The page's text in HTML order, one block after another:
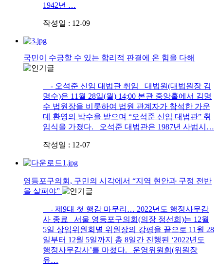
1942년 …
작성일 : 12-09
국민이 수긍할 수 있는 합리적 판결에 온 힘을 다해
- 오석준 신임 대법관 취임 대법원(대법원장 김
명수)은 11월 28일(월) 14;00 본관 중앙홀에서 김명
수 법원장을 비롯하여 법원 관계자가 참석한 가운
데 환영의 박수을 받으며 “오석준 신임 대법관” 취
임식을 가졌다. 오석준 대법관은 1987년 사법시…
작성일 : 12-07
영등포구의회, 구민의 시각에서 “지역 현안과 구정 전반
을 살펴야”
- 제9대 첫 행감 마무리… 2022년도 행정사무감
사 종료 서울 영등포구의회(의장 정선희)는 12월
5일 상임위원회별 위원장의 강평을 끝으로 11월 28
일부터 12월 5일까지 총 8일간 진행된 ‘2022년도
행정사무감사’를 마쳤다. 운영위원회(위원장
유…